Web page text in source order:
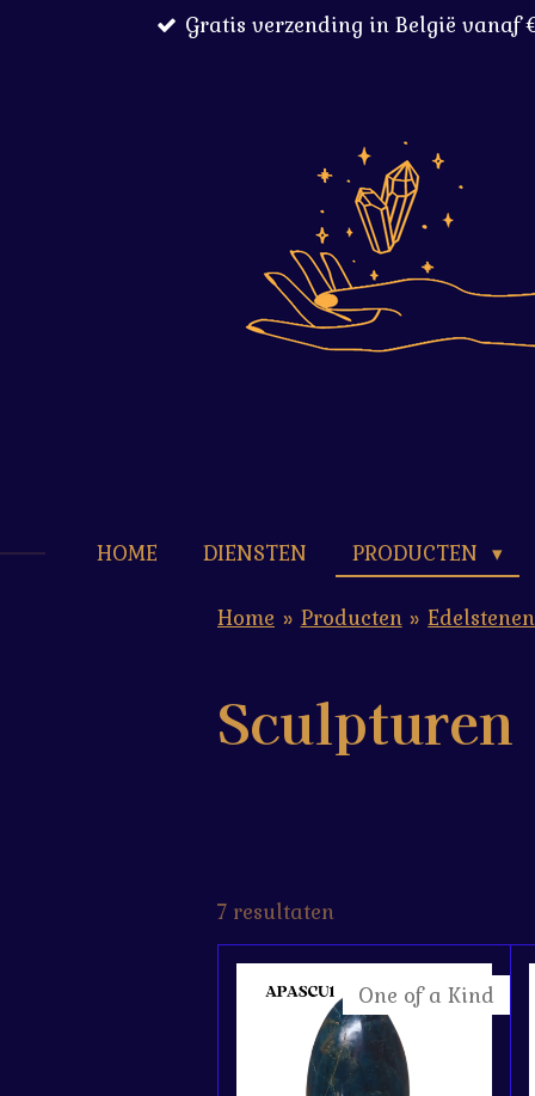
Gratis verzending in België vanaf
HOME DIENSTEN PRODUCTEN
Home » Producten » Edelstenen
Sculpturen
7 resultaten
One of a Kind